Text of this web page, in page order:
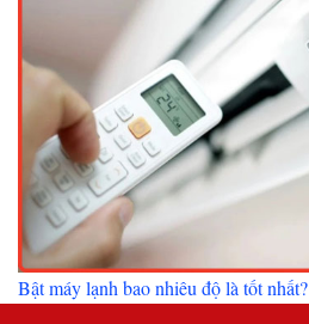
Bật máy lạnh bao nhiêu độ là tốt nhất?